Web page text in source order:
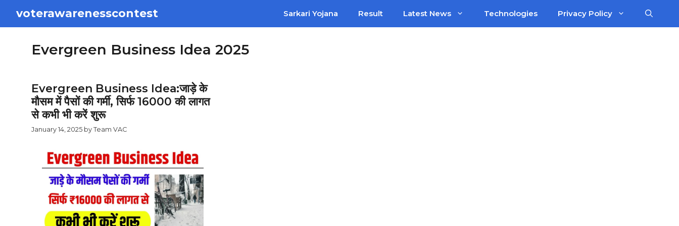
content
voterawarenesscontest Sarkari Yojana Result Latest News Technologies Privacy Policy
Evergreen Business Idea 2025
Evergreen Business Idea:जाड़े के
मौसम में पैसों की गर्मी, सिर्फ ₹16000 की लागत
से कभी भी करें शुरू
January 14, 2025 by Team VAC